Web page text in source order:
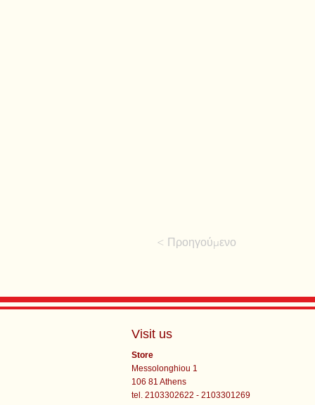
< Προηγούμενο
Visit us
Store
Messolonghiou 1
106 81 Athens
tel. 2103302622 - 2103301269